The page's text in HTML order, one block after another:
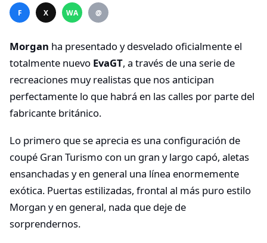
F X WA @
Morgan ha presentado y desvelado oficialmente el
totalmente nuevo EvaGT, a través de una serie de
recreaciones muy realistas que nos anticipan
perfectamente lo que habrá en las calles por parte del
fabricante británico.
Lo primero que se aprecia es una configuración de
coupé Gran Turismo con un gran y largo capó, aletas
ensanchadas y en general una línea enormemente
exótica. Puertas estilizadas, frontal al más puro estilo
Morgan y en general, nada que deje de
sorprendernos.